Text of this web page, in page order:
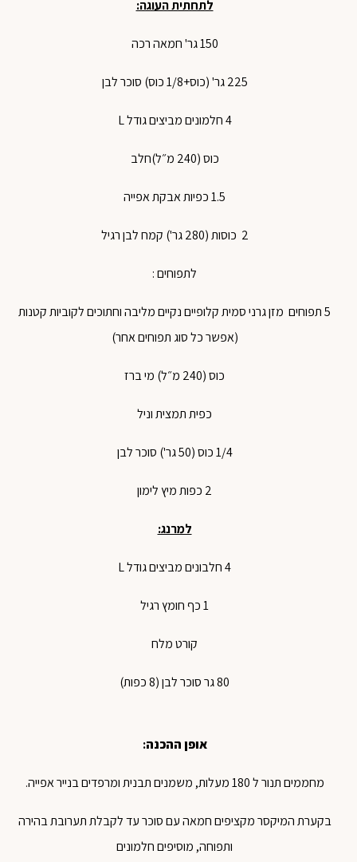
לתחתית העוגה:
150 גר' חמאה רכה
225 גר' (כוס+1/8 כוס) סוכר לבן
4 חלמונים מביצים גודל L
כוס (240 מ״ל)חלב
1.5 כפיות אבקת אפייה
2 כוסות (280 גר') קמח לבן רגיל
לתפוחים :
5 תפוחים מזן גרני סמית קלופיים נקיים מליבה וחתוכים לקוביות קטנות
(אפשר כל סוג תפוחים אחר)
כוס (240 מ״ל) מי ברז
כפית תמצית וניל
1/4 כוס (50 גר') סוכר לבן
2 כפות מיץ לימון
למרנג:
4 חלבונים מביצים גודל L
1 כף חומץ רגיל
קורט מלח
80 גר סוכר לבן (8 כפות)
אופן ההכנה:
מחממים תנור ל 180 מעלות, משמנים תבנית ומרפדים בנייר אפייה.
בקערת המיקסר מקציפים חמאה עם סוכר עד לקבלת תערובת בהירה
ותפוחה, מוסיפים חלמונים